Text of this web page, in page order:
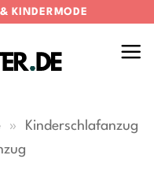
KINDERMODE
»
Kinderschlafanzug